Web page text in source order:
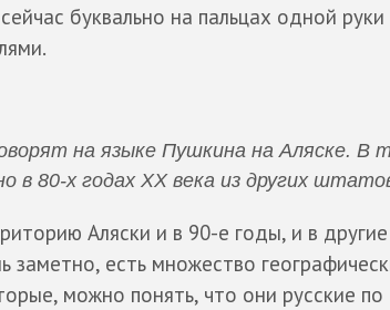
буквально на пальцах одной
на языке Пушкина на Аляске. В
80-х годах XX века из других
Аляски и в 90-е годы, и в
заметно, есть множество
можно понять, что они русские по